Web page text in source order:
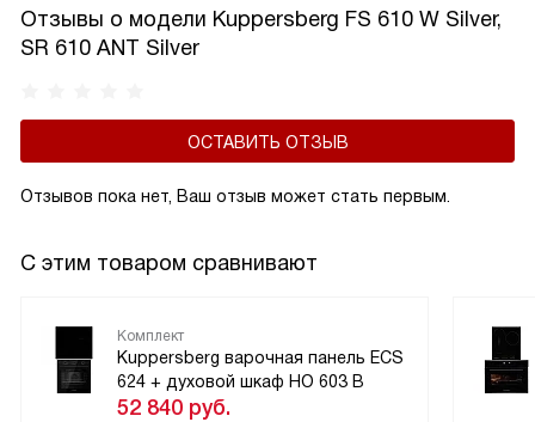
Отзывы о модели Kuppersberg FS 610 W Silver,
SR 610 ANT Silver
ОСТАВИТЬ ОТЗЫВ
Отзывов пока нет, Ваш отзыв может стать первым.
С этим товаром сравнивают
Комплект
Kuppersberg варочная панель ECS
624 + духовой шкаф HO 603 B
52 840 руб.